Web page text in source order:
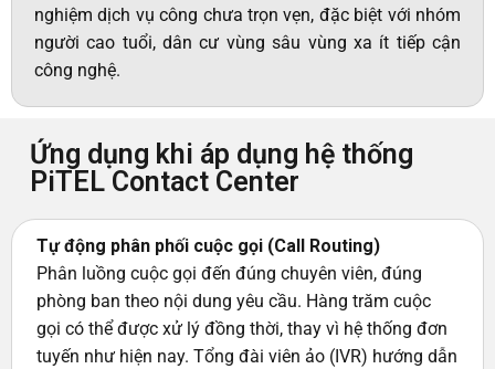
nghiệm dịch vụ công chưa trọn vẹn, đặc biệt với nhóm
người cao tuổi, dân cư vùng sâu vùng xa ít tiếp cận
công nghệ.
Ứng dụng khi áp dụng hệ thống
PiTEL Contact Center
Tự động phân phối cuộc gọi (Call Routing)
Phân luồng cuộc gọi đến đúng chuyên viên, đúng
phòng ban theo nội dung yêu cầu. Hàng trăm cuộc
gọi có thể được xử lý đồng thời, thay vì hệ thống đơn
tuyến như hiện nay. Tổng đài viên ảo (IVR) hướng dẫn